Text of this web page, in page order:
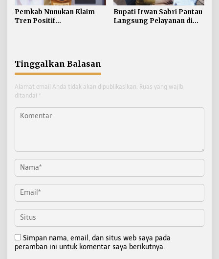
Pemkab Nunukan Klaim
Tren Positif
Bupati Irwan Sabri Pantau
Langsung Pelayanan di
Tinggalkan Balasan
Alamat email Anda tidak akan dipublikasikan. Ruas yang wajib
ditandai *
Simpan nama, email, dan situs web saya pada
peramban ini untuk komentar saya berikutnya.